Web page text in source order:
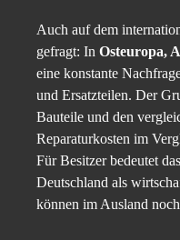
Auch auf dem
gefragt: In Osteuropa,
eine konstante
und Ersatzteilen. Der
Bauteile und den
Reparaturkosten im
Für Besitzer bedeutet
Deutschland als
können im Ausland